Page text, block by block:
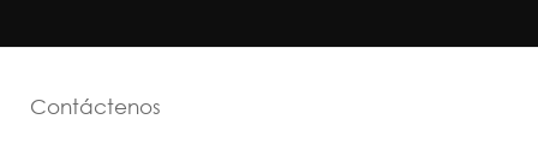
Contáctenos